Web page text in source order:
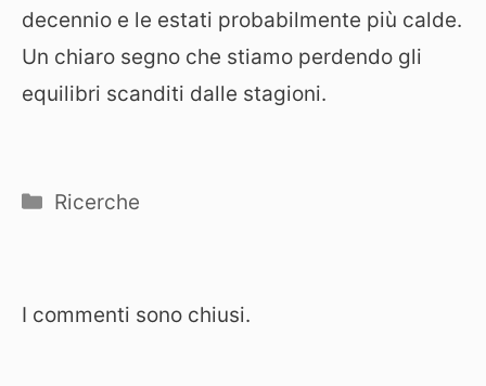
decennio e le estati probabilmente più calde.
Un chiaro segno che stiamo perdendo gli
equilibri scanditi dalle stagioni.
Categorie
Ricerche
I commenti sono chiusi.